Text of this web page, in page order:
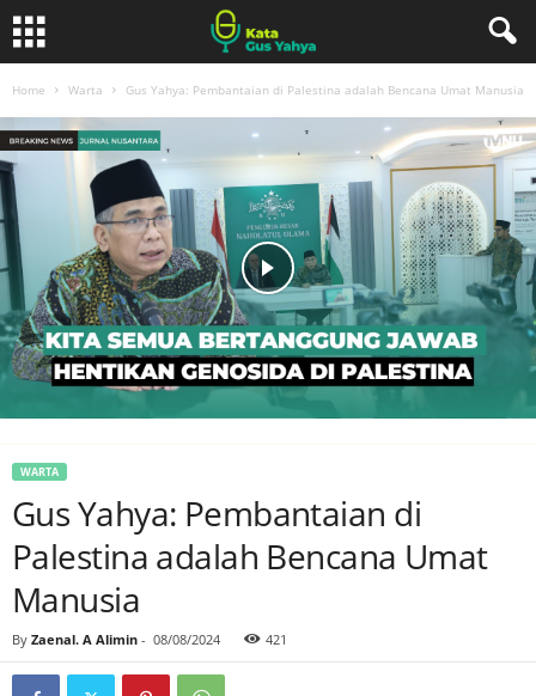
Home Warta Gus Yahya: Pembantaian di Palestina adalah Bencana Umat Manusia
WARTA
Gus Yahya: Pembantaian di
Palestina adalah Bencana Umat
Manusia
By Zaenal. A Alimin - 08/08/2024 421